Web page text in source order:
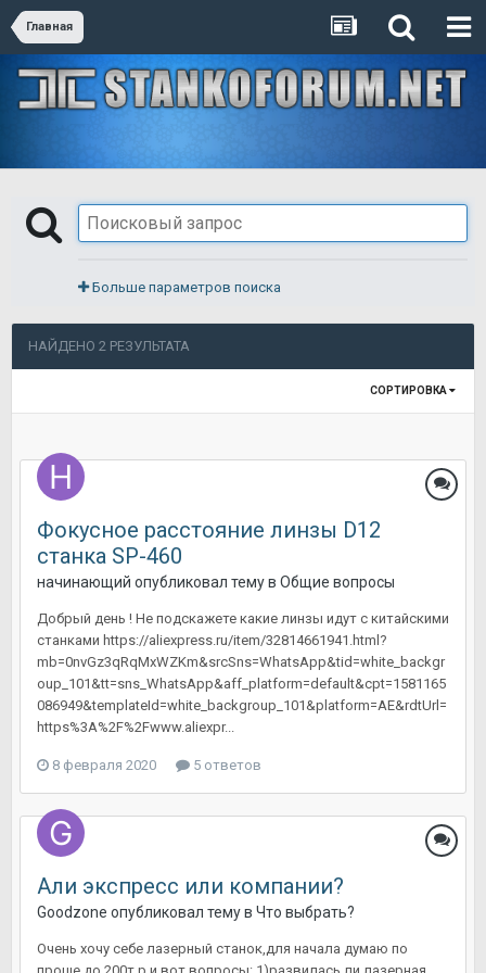
Главная
Больше параметров поиска
НАЙДЕНО 2 РЕЗУЛЬТАТА
СОРТИРОВКА
Фокусное расстояние линзы D12
станка SP-460
начинающий опубликовал тему в Общие вопросы
Добрый день ! Не подскажете какие линзы идут с китайскими
станками https://aliexpress.ru/item/32814661941.html?
mb=0nvGz3qRqMxWZKm&srcSns=WhatsApp&tid=white_backgr
oup_101&tt=sns_WhatsApp&aff_platform=default&cpt=1581165
086949&templateId=white_backgroup_101&platform=AE&rdtUrl=
https%3A%2F%2Fwww.aliexpr...
8 февраля 2020 5 ответов
Али экспресс или компании?
Goodzone опубликовал тему в Что выбрать?
Очень хочу себе лазерный станок,для начала думаю по